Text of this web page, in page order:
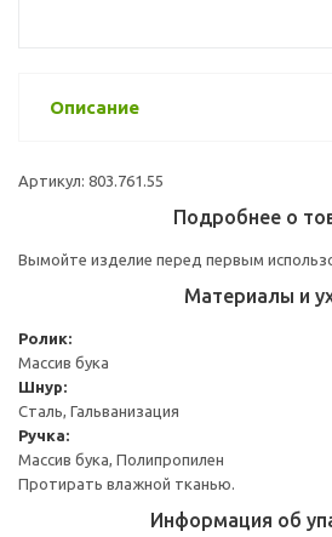
Описание
Артикул: 803.761.55
Подробнее о
Вымойте изделие перед первым
Материалы и
Ролик:
Массив бука
Шнур:
Сталь, Гальванизация
Ручка:
Массив бука, Полипропилен
Протирать влажной тканью.
Информация об